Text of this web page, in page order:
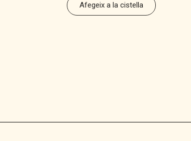
Afegeix a la cistella